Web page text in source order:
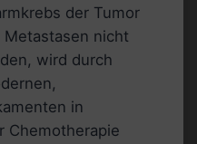
der Tumor
nicht
wird durch
in
Chemotherapie